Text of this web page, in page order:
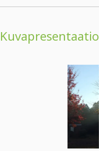
Kuvapresentaatio